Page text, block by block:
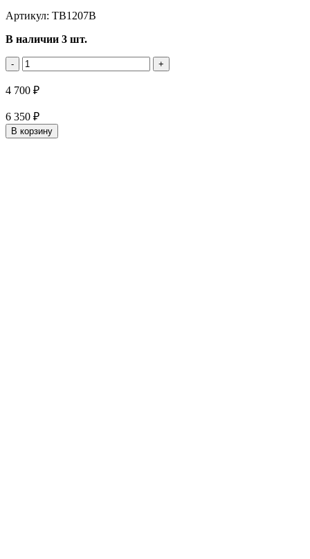
Артикул: TB1207B
В наличии 3 шт.
- +
4 700 ₽
6 350 ₽
В корзину